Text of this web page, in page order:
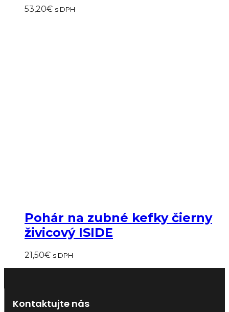
53,20€ s DPH
Pohár na zubné kefky čierny
živicový ISIDE
21,50€ s DPH
Kontaktujte nás